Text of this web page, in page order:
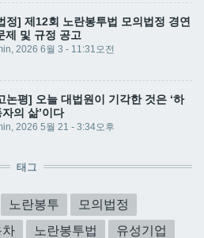
정] 제12회 노란봉투법 모의법정 경연
제 및 규정 공고
, 2026 6월 3 - 11:31오전
논평] 오늘 대법원이 기각한 것은 ‘하
의 삶’이다
, 2026 5월 21 - 3:34오후
태그
노란봉투
모의법정
차 노란봉투법
유성기업